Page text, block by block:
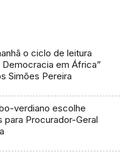
o ciclo de leitura
Democracia em África”
Simões Pereira
verdiano escolhe
para Procurador-Geral